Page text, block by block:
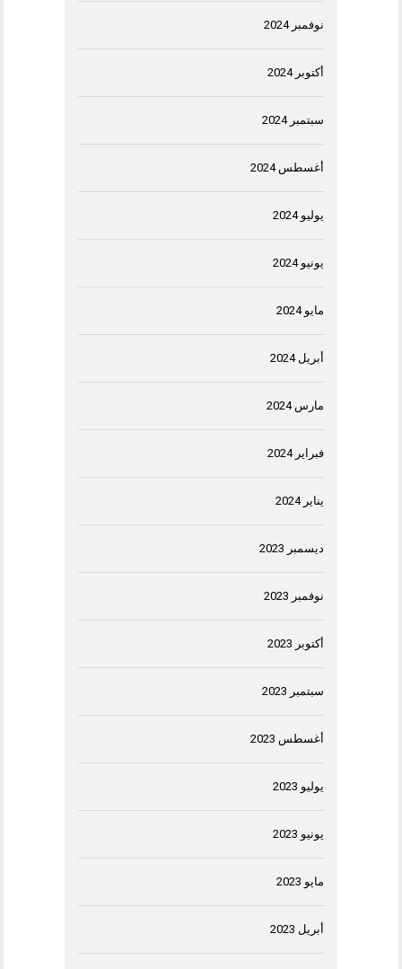
نوفمبر 2024
أكتوبر 2024
سبتمبر 2024
أغسطس 2024
يوليو 2024
يونيو 2024
مايو 2024
أبريل 2024
مارس 2024
فبراير 2024
يناير 2024
ديسمبر 2023
نوفمبر 2023
أكتوبر 2023
سبتمبر 2023
أغسطس 2023
يوليو 2023
يونيو 2023
مايو 2023
أبريل 2023